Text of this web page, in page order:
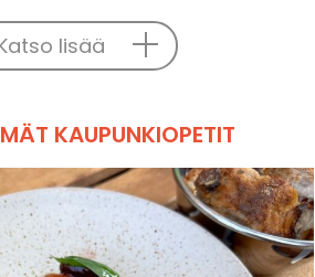
lisää
KAUPUNKIOPETIT